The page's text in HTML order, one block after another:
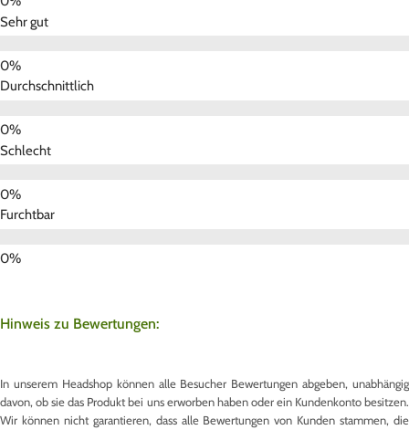
Sehr gut
Durchschnittlich
Schlecht
Furchtbar
Hinweis zu Bewertungen:
In unserem Headshop können alle Besucher Bewertungen abgeben, unabhängig
davon, ob sie das Produkt bei uns erworben haben oder ein Kundenkonto besitzen.
Wir können nicht garantieren, dass alle Bewertungen von Kunden stammen, die